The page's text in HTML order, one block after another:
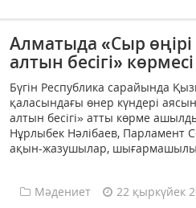
Алматыда «Сыр өңірі
алтын бесігі»
Бүгін Республика сарайында
қаласындағы өнер күндері
алтын бесігі» атты көрме
Нұрлыбек Нәлібаев, Парламент
ақын-жазушылар,
Мәдениет 22 қыркүйек